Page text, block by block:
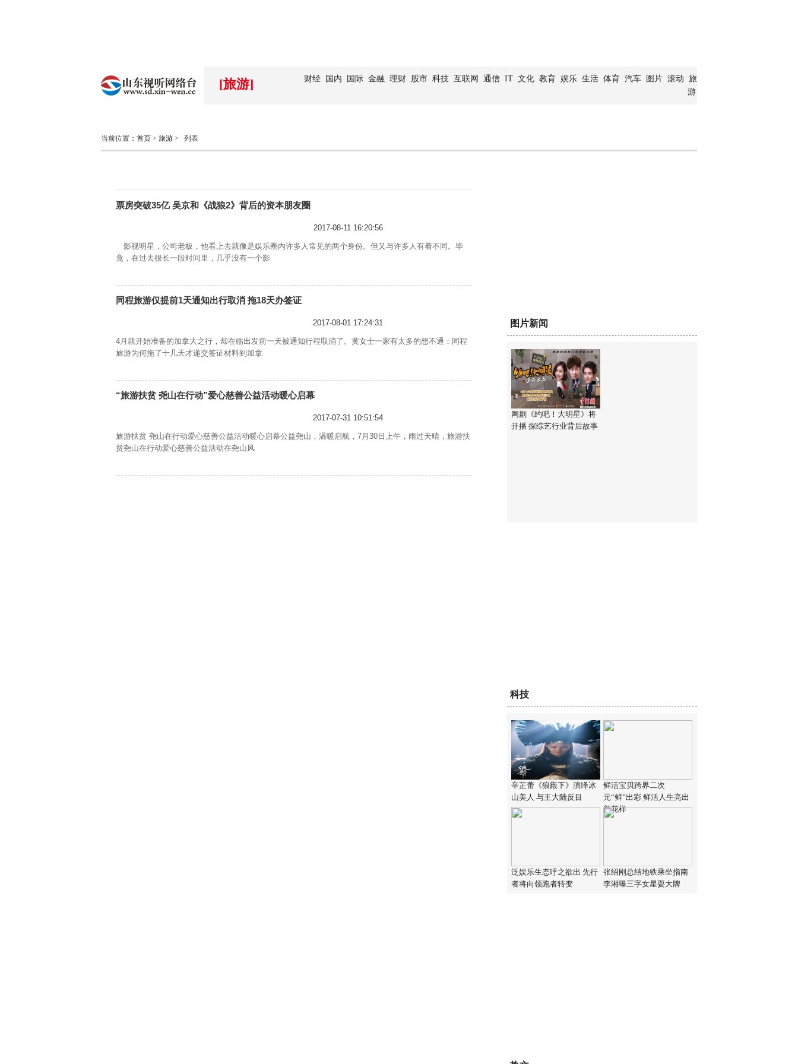
[旅游] 财经 国内 国际 金融 理财 股市 科技 互联网 通信 IT 文化 教育 娱乐 生活 体育 汽车 图片 滚动 旅
游
当前位置： 首页 > 旅游 > 列表
票房突破35亿 吴京和《战狼2》背后的资本朋友圈
2017-08-11 16:20:56
影视明星，公司老板，他看上去就像是娱乐圈内许多人常见的两个身份。但又与许多人有着不同。毕
竟，在过去很长一段时间里，几乎没有一个影
同程旅游仅提前1天通知出行取消 拖18天办签证
2017-08-01 17:24:31
4月就开始准备的加拿大之行，却在临出发前一天被通知行程取消了。黄女士一家有太多的想不通：同程
旅游为何拖了十几天才递交签证材料到加拿
“旅游扶贫 尧山在行动”爱心慈善公益活动暖心启幕
2017-07-31 10:51:54
旅游扶贫 尧山在行动爱心慈善公益活动暖心启幕公益尧山，温暖启航，7月30日上午，雨过天晴，旅游扶
贫尧山在行动爱心慈善公益活动在尧山风
图片新闻
网剧《约吧！大明星》将
开播 探综艺行业背后故事
科技
辛芷蕾《狼殿下》演绎冰
山美人 与王大陆反目
鲜活宝贝跨界二次
元“鲜”出彩 鲜活人生亮出
新花样
泛娱乐生态呼之欲出 先行
者将向领跑者转变
张绍刚总结地铁乘坐指南
李湘曝三字女星耍大牌